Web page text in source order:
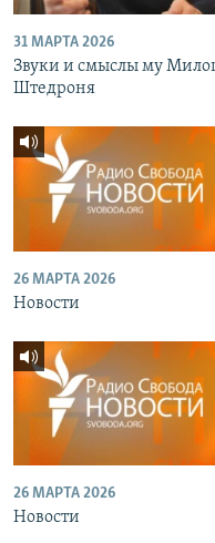
31 МАРТА 2026
Звуки и смыслы му
Штедроня
26 МАРТА 2026
Новости
26 МАРТА 2026
Новости